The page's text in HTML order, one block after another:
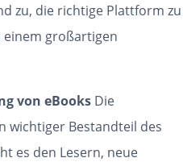
zu, die richtige Plattform zu
großartigen
von eBooks Die
wichtiger Bestandteil des
es den Lesern, neue